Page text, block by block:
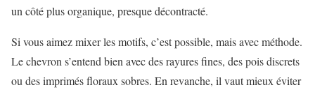
un côté plus organique, presque décontracté.
Si vous aimez mixer les motifs, c’est possible, mais avec méthode.
Le chevron s’entend bien avec des rayures fines, des pois discrets
ou des imprimés floraux sobres. En revanche, il vaut mieux éviter